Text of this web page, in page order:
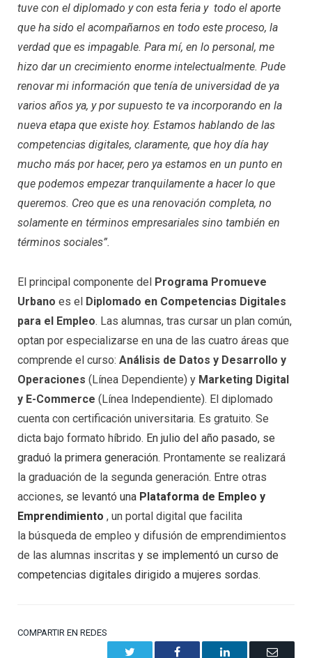
tuve con el diplomado y con esta feria y todo el aporte
que ha sido el acompañarnos en todo este proceso, la
verdad que es impagable. Para mí, en lo personal, me
hizo dar un crecimiento enorme intelectualmente. Pude
renovar mi información que tenía de universidad de ya
varios años ya, y por supuesto te va incorporando en la
nueva etapa que existe hoy. Estamos hablando de las
competencias digitales, claramente, que hoy día hay
mucho más por hacer, pero ya estamos en un punto en
que podemos empezar tranquilamente a hacer lo que
queremos. Creo que es una renovación completa, no
solamente en términos empresariales sino también en
términos sociales”.
El principal componente del
Programa Promueve
Urbano es el
Diplomado en Competencias Digitales
para el Empleo. Las alumnas, tras cursar un plan común,
optan por especializarse en una de las cuatro áreas que
comprende el curso: Análisis de Datos y Desarrollo y
Operaciones (Línea Dependiente) y Marketing Digital
y E-Commerce (Línea Independiente). El diplomado
cuenta con certificación universitaria. Es gratuito. Se
dicta bajo formato híbrido. En julio del año pasado, se
graduó la primera generación. Prontamente se realizará
la graduación de la segunda generación. Entre otras
acciones, se levantó una Plataforma de Empleo y
Emprendimiento , un portal digital que facilita
la búsqueda de empleo y difusión de emprendimientos
de las alumnas inscritas y se implementó un curso de
competencias digitales dirigido a mujeres sordas.
COMPARTIR EN REDES
Facebook LinkedIn Email